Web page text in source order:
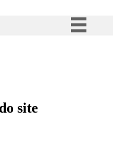
Acesso à informação
site